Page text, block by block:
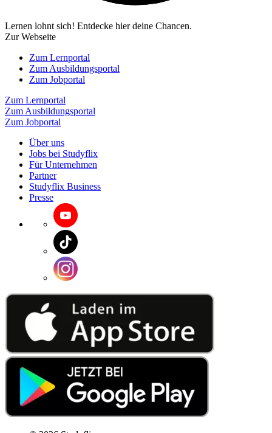
Lernen lohnt sich! Entdecke hier deine Chancen.
Zur Webseite
Zum Lernportal
Zum Ausbildungsportal
Zum Jobportal
Zum Lernportal
Zum Ausbildungsportal
Zum Jobportal
Über uns
Jobs bei Studyflix
Für Unternehmen
Partner
Studyflix Business
Presse